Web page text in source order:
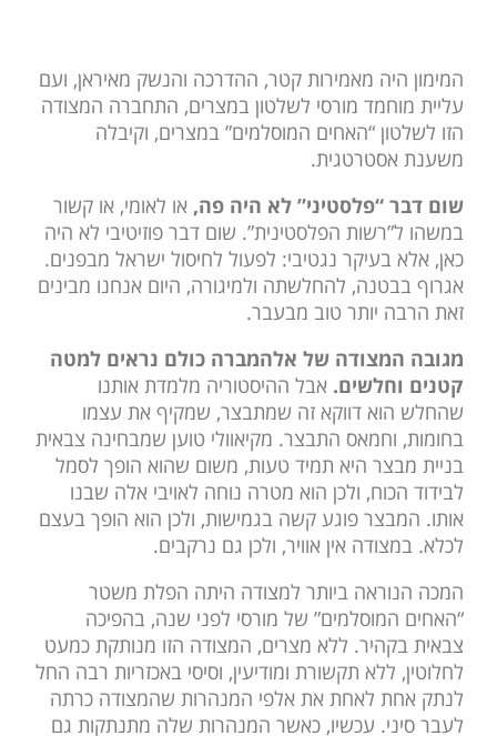
המימון היה מאמירות קטר, ההדרכה והנשק מאיראן, ועם
עליית מוחמד מורסי לשלטון במצרים, התחברה המצודה
הזו לשלטון “האחים המוסלמים” במצרים, וקיבלה
משענת אסטרטגית.
שום דבר “פלסטיני” לא היה פה, או לאומי, או קשור
במשהו ל”רשות הפלסטינית”. שום דבר פוזיטיבי לא היה
כאן, אלא בעיקר נגטיבי: לפעול לחיסול ישראל מבפנים.
אגרוף בבטנה, להחלשתה ולמיגורה, היום אנחנו מבינים
זאת הרבה יותר טוב מבעבר.
מגובה המצודה של אלהמברה כולם נראים למטה
קטנים וחלשים. אבל ההיסטוריה מלמדת אותנו
שהחלש הוא דווקא זה שמתבצר, שמקיף את עצמו
בחומות, וחמאס התבצר. מקיאוולי טוען שמבחינה צבאית
בניית מבצר היא תמיד טעות, משום שהוא הופך לסמל
לבידוד הכוח, ולכן הוא מטרה נוחה לאויבי אלה שבנו
אותו. המבצר פוגע קשה בגמישות, ולכן הוא הופך בעצם
לכלא. במצודה אין אוויר, ולכן גם נרקבים.
המכה הנוראה ביותר למצודה היתה הפלת משטר
“האחים המוסלמים” של מורסי לפני שנה, בהפיכה
צבאית בקהיר. ללא מצרים, המצודה הזו מנותקת כמעט
לחלוטין, ללא תקשורת ומודיעין, וסיסי באכזריות רבה החל
לנתק אחת לאחת את אלפי המנהרות שהמצודה כרתה
לעבר סיני. עכשיו, כאשר המנהרות שלה מתנתקות גם